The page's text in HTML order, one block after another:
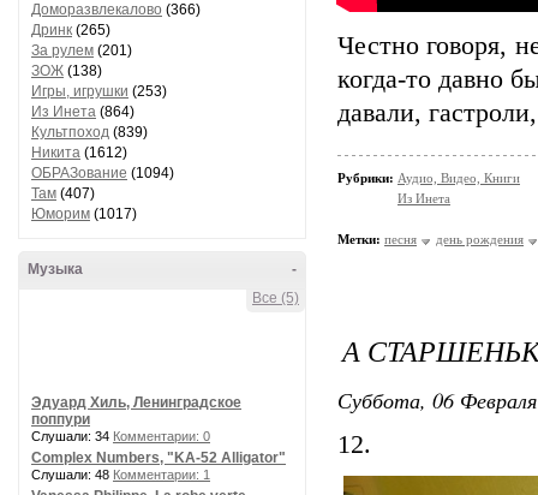
Доморазвлекалово (366)
Дринк (265)
За рулем (201)
ЗОЖ (138)
Игры, игрушки (253)
Из Инета (864)
Культпоход (839)
Никита (1612)
ОБРАЗование (1094)
Там (407)
Юморим (1017)
-
Музыка
Все (5)
Эдуард Хиль, Ленинградское
поппури
Слушали: 34 Комментарии: 0
Complex Numbers, "KA-52 Alligator"
Слушали: 48 Комментарии: 1
Честно говоря,
когда-то давно
давали,
Рубрики: Аудио, Видео, Книги
Из Инета
Метки: песня день рождения
А
Суббота, 06
12.